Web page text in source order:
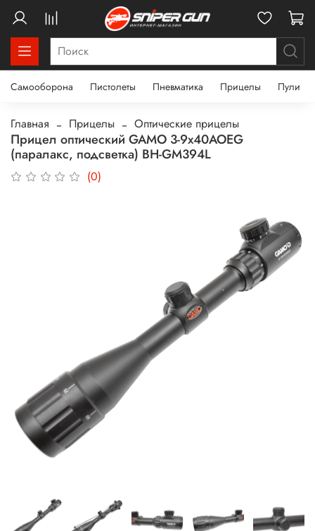
Самооборона Пистолеты Пневматика Прицелы Пули
Главная Прицелы Оптические прицелы
Прицел оптический GAMO 3-9x40AOEG
(паралакс, подсветка) BH-GM394L
(0)